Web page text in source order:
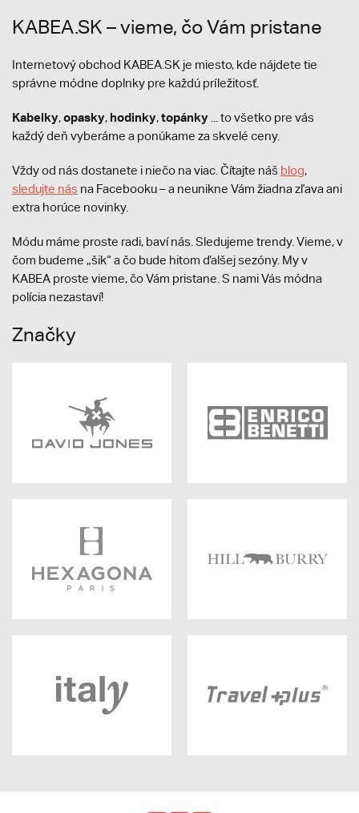
KABEA.SK – vieme, čo Vám pristane
Internetový obchod KABEA.SK je miesto, kde nájdete tie
správne módne doplnky pre každú príležitosť.
Kabelky,opasky, hodinky,topánky ... to všetko pre vás
každý deň vyberáme a ponúkame za skvelé ceny.
Vždy od nás dostanete i niečo na viac. Čítajte náš blog,
sledujte nás na Facebooku – a neunikne Vám žiadna zľava ani
extra horúce novinky.
Módu máme proste radi, baví nás. Sledujeme trendy. Vieme, v
čom budeme „šik“ a čo bude hitom ďalšej sezóny. My v
KABEA proste vieme, čo Vám pristane. S nami Vás módna
polícia nezastaví!
Značky